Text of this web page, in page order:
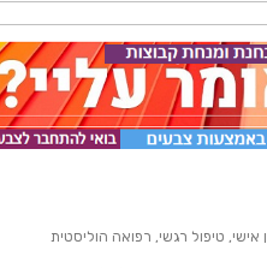
אישי, טיפול רגשי, רפואה הוליסטית